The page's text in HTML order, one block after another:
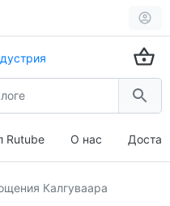
Rutube О нас
Калгуваара